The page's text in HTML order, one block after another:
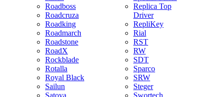
Roadboss
Roadcruza
Roadking
Roadmarch
Roadstone
RoadX
Rockblade
Rotalla
Royal Black
Sailun
Satoya
Replica Top
Driver
RepliKey
Rial
RST
RW
SDT
Sparco
SRW
Steger
Swortech